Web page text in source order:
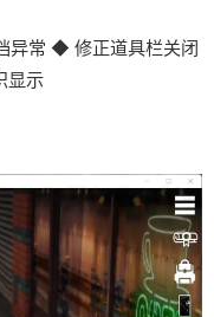
异常 ◆ 修正道具栏关闭
显示